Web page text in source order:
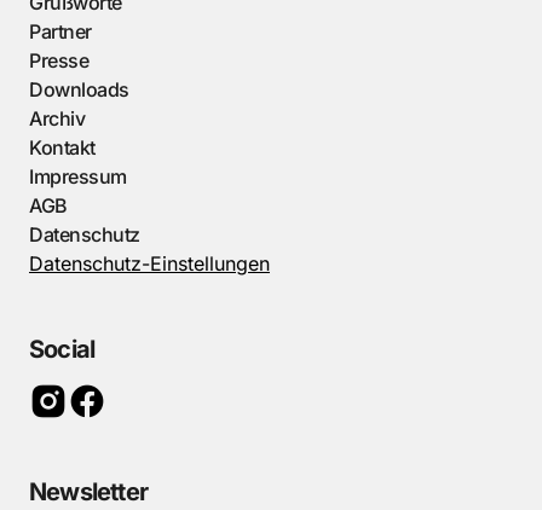
Partner
Presse
Downloads
Archiv
Kontakt
Impressum
AGB
Datenschutz
Datenschutz-Einstellungen
Social
Newsletter